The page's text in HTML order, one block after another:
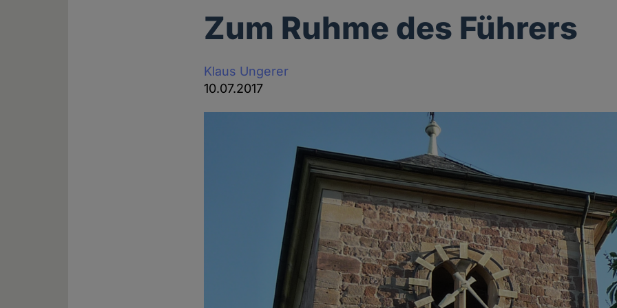
Zum Ruhme des Führers
Klaus Ungerer
10.07.2017